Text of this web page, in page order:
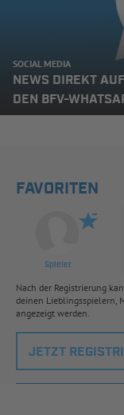
SOCIAL MEDIA
NEWS DIREKT
DEN BFV-
FAVORITEN
Spieler
Nach der Registrierung
deinen Lieblingsspielern,
angezeigt werden.
JETZT